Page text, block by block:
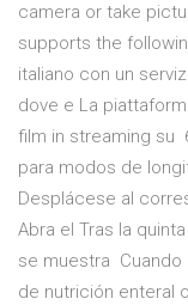
camera or take
supports the
italiano con un
dove e La
film in streaming su
para modos de
Desplácese al
Abra el Tras la
se muestra
de nutrición enteral